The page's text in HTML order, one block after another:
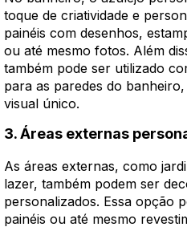
toque de criatividade e
painéis com desenhos,
ou até mesmo fotos. Além
também pode ser utilizado
para as paredes do
visual único.
3. Áreas externas
As áreas externas, como
lazer, também podem ser
personalizados. Essa opção
painéis ou até mesmo